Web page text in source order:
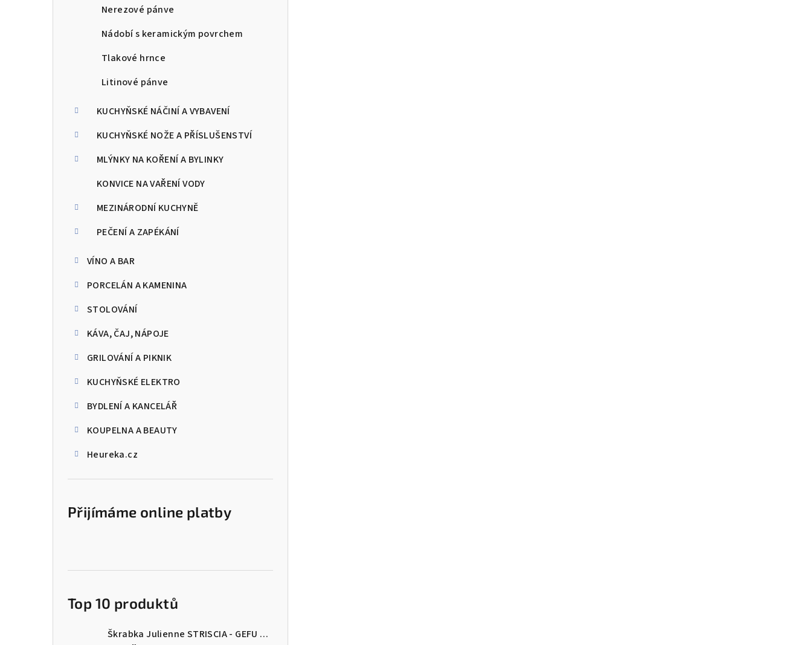
Nerezové pánve
Nádobí s keramickým povrchem
Tlakové hrnce
Litinové pánve
KUCHYŇSKÉ NÁČINÍ A VYBAVENÍ
KUCHYŇSKÉ NOŽE A PŘÍSLUŠENSTVÍ
MLÝNKY NA KOŘENÍ A BYLINKY
KONVICE NA VAŘENÍ VODY
MEZINÁRODNÍ KUCHYNĚ
PEČENÍ A ZAPÉKÁNÍ
VÍNO A BAR
PORCELÁN A KAMENINA
STOLOVÁNÍ
KÁVA, ČAJ, NÁPOJE
GRILOVÁNÍ A PIKNIK
KUCHYŇSKÉ ELEKTRO
BYDLENÍ A KANCELÁŘ
KOUPELNA A BEAUTY
Heureka.cz
Přijímáme online platby
Top 10 produktů
Škrabka Julienne STRISCIA - GEFU
Škrabka na proužky Julienne STRISCIA - GEFU